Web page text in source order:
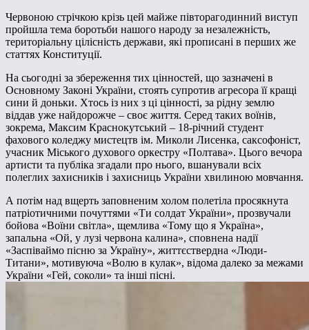
Червоною стрічкою крізь цей майже півторагодинний виступ
пройшла тема боротьби нашого народу за незалежність,
територіальну цілісність держави, які прописані в перших же
статтях Конституції.
На сьогодні за збереження тих цінностей, що зазначені в
Основному Законі України, стоять супротив агресора її кращі
сини й доньки. Хтось із них з ці цінності, за рідну землю
віддав уже найдорожче – своє життя. Серед таких воїнів,
зокрема, Максим Краснокутський – 18-річний студент
фахового коледжу мистецтв ім. Миколи Лисенка, саксофоніст,
учасник Міського духового оркестру «Полтава». Цього вечора
артисти та публіка згадали про нього, вшанували всіх
полеглих захисників і захисниць України хвилиною мовчання.
А потім над вщерть заповненим холом полетіла просякнута
патріотичними почуттями «Ти солдат України», прозвучали
бойова «Воїни світла», щемлива «Тому що я Україна»,
запальна «Ой, у лузі червона калина», сповнена надії
«Заспіваймо пісню за Україну», життєствердна «Люди-
Титани», мотивуюча «Волю в кулак», відома далеко за межами
України «Гей, соколи» та інші пісні.